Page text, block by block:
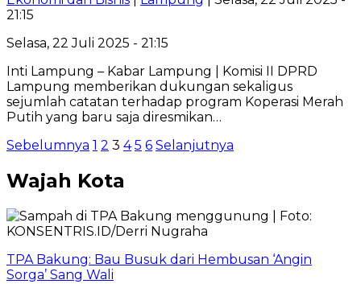
21:15
Selasa, 22 Juli 2025 - 21:15
Inti Lampung – Kabar Lampung | Komisi II DPRD
Lampung memberikan dukungan sekaligus
sejumlah catatan terhadap program Koperasi Merah
Putih yang baru saja diresmikan…
Paginasi
pos
Sebelumnya 1 2 3 4 5 6 Selanjutnya
Wajah Kota
TPA Bakung: Bau Busuk dari Hembusan ‘Angin
Sorga’ Sang Wali